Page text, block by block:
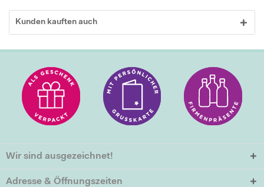
Kunden kauften auch
Wir sind ausgezeichnet!
Adresse & Öffnungszeiten